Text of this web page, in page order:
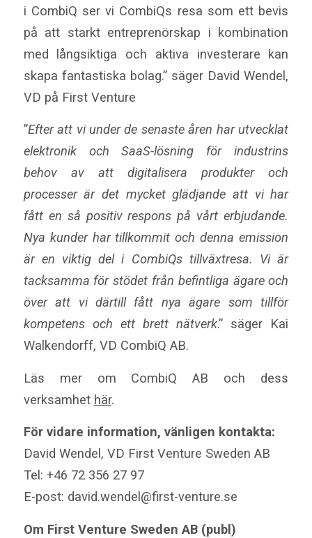
i CombiQ ser vi CombiQs resa som ett bevis
på att starkt entreprenörskap i kombination
med långsiktiga och aktiva investerare kan
skapa fantastiska bolag.” säger David Wendel,
VD på First Venture
”Efter att vi under de senaste åren har utvecklat
elektronik och SaaS-lösning för industrins
behov av att digitalisera produkter och
processer är det mycket glädjande att vi har
fått en så positiv respons på vårt erbjudande.
Nya kunder har tillkommit och denna emission
är en viktig del i CombiQs tillväxtresa. Vi är
tacksamma för stödet från befintliga ägare och
över att vi därtill fått nya ägare som tillför
kompetens och ett brett nätverk.” säger Kai
Walkendorff, VD CombiQ AB.
Läs mer om CombiQ AB och dess
verksamhet här.
För vidare information, vänligen kontakta:
David Wendel, VD First Venture Sweden AB
Tel: +46 72 356 27 97
E-post: david.wendel@first-venture.se
Om First Venture Sweden AB (publ)